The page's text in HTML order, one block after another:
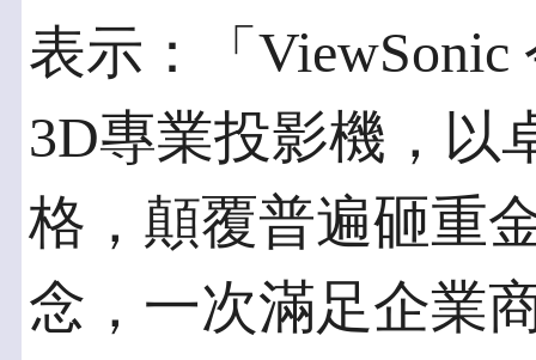
表示：「ViewSonic
3D專業投影機，以
格，顛覆普遍砸重
念，一次滿足企業